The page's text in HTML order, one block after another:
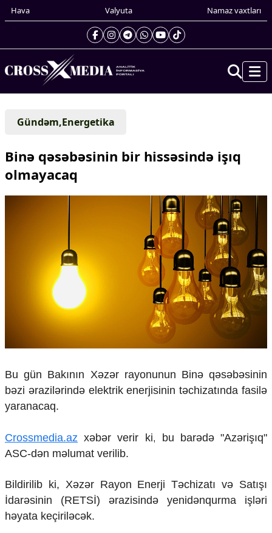
Hava Valyuta Namaz vaxtları
Gündəm
Xarici xəbərlər
Cənubi Qafqaz
Yaxın Şərq
Afrika
Çarpaz baxış
Siyasi
Geosiyasi
Araşdırma
Multimedia
Foto
İnfoqrafika
Podcast
Elm və təhsil
Mədəniyyət
Diaspor
Gündəm,Energetika
Binə qəsəbəsinin bir hissəsində işıq
olmayacaq
Bu gün Bakının Xəzər rayonunun Binə qəsəbəsinin
bəzi ərazilərində elektrik enerjisinin təchizatında fasilə
yaranacaq.
Crossmedia.az xəbər verir ki, bu barədə "Azərişıq"
ASC-dən məlumat verilib.
Bildirilib ki, Xəzər Rayon Enerji Təchizatı və Satışı
İdarəsinin (RETSİ) ərazisində yenidənqurma işləri
həyata keçiriləcək.